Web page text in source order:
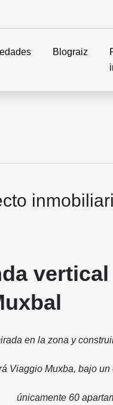
Blograiz
vertical
en la zona y
Viaggio Muxba, bajo
únicamente 60